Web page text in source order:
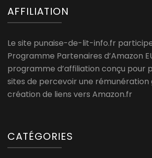
AFFILIATION
Le site punaise-de-lit-info.fr
Programme Partenaires d’Amazon
programme d’affiliation conçu pour
sites de percevoir une rémunération
création de liens vers Amazon.fr
CATÉGORIES